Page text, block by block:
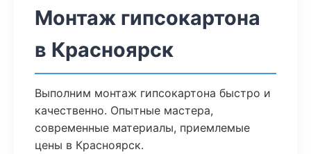
Монтаж гипсокартона
в Красноярск
Выполним монтаж гипсокартона быстро и
качественно. Опытные мастера,
современные материалы, приемлемые
цены в Красноярск.